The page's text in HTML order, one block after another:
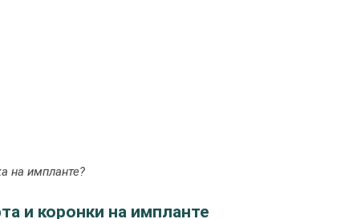
на импланте?
и коронки на импланте